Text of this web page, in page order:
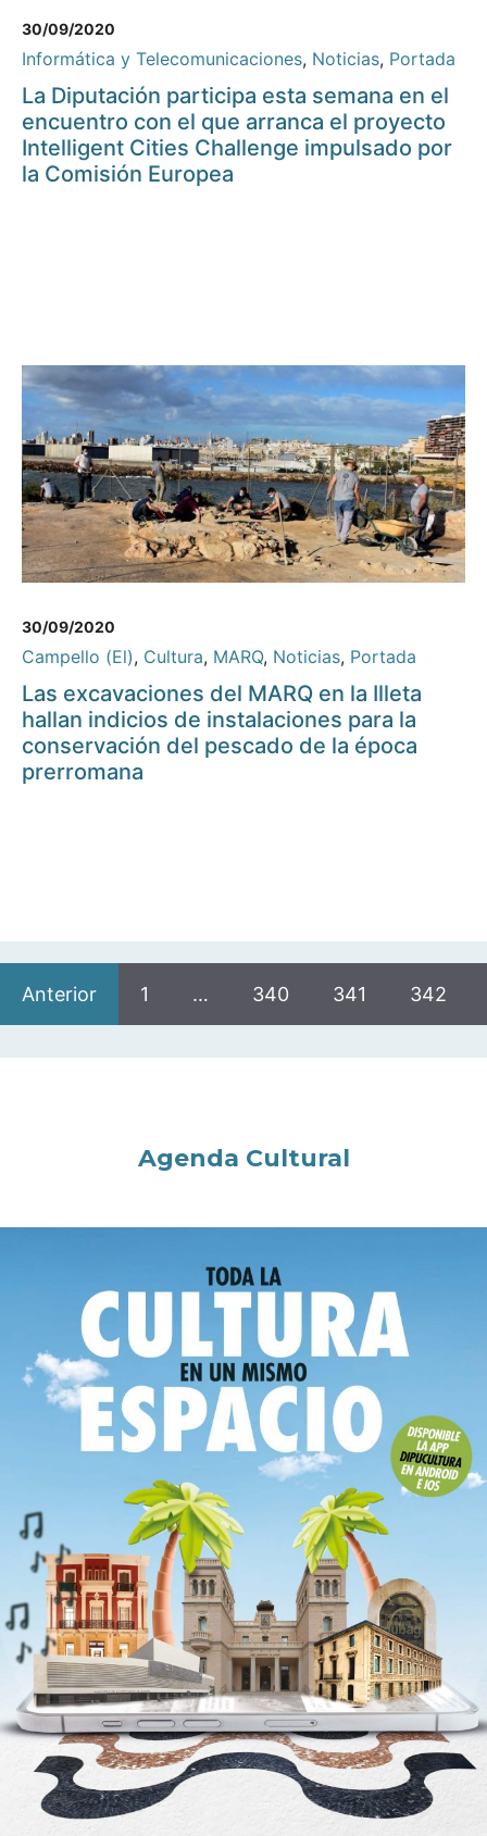
30/09/2020
Informática y Telecomunicaciones, Noticias, Portada
La Diputación participa esta semana en el
encuentro con el que arranca el proyecto
Intelligent Cities Challenge impulsado por
la Comisión Europea
30/09/2020
Campello (El), Cultura, MARQ, Noticias, Portada
Las excavaciones del MARQ en la Illeta
hallan indicios de instalaciones para la
conservación del pescado de la época
prerromana
Anterior 1 … 340 341 342
Agenda Cultural